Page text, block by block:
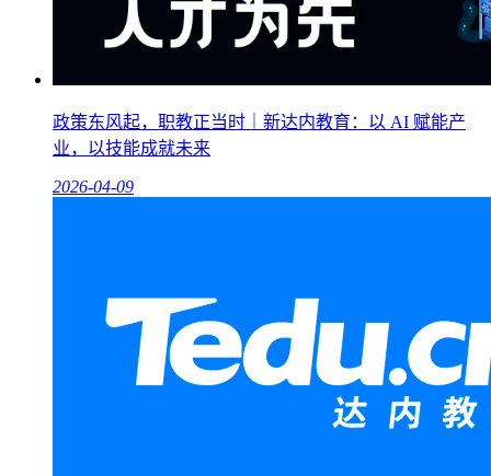
政策东风起，职教正当时｜新达内教育：以 AI 赋能产
业，以技能成就未来
2026-04-09